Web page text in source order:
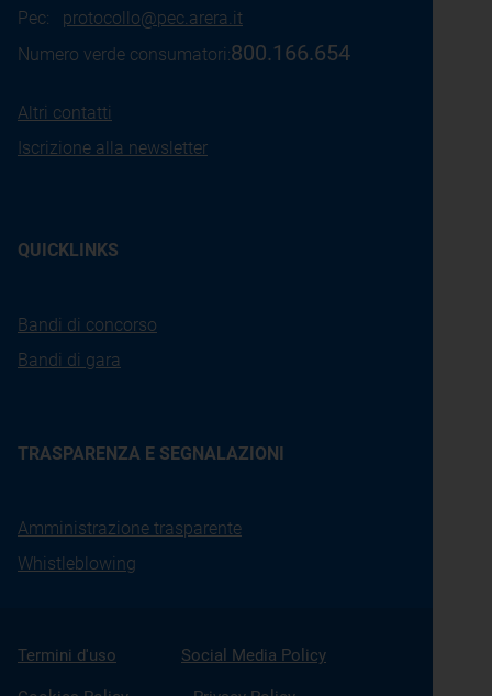
Pec: protocollo@pec.arera.it
Numero verde consumatori:800.166.654
Altri contatti
Iscrizione alla newsletter
QUICKLINKS
Bandi di concorso
Bandi di gara
TRASPARENZA E SEGNALAZIONI
Amministrazione trasparente
Whistleblowing
Termini d'uso Social Media Policy